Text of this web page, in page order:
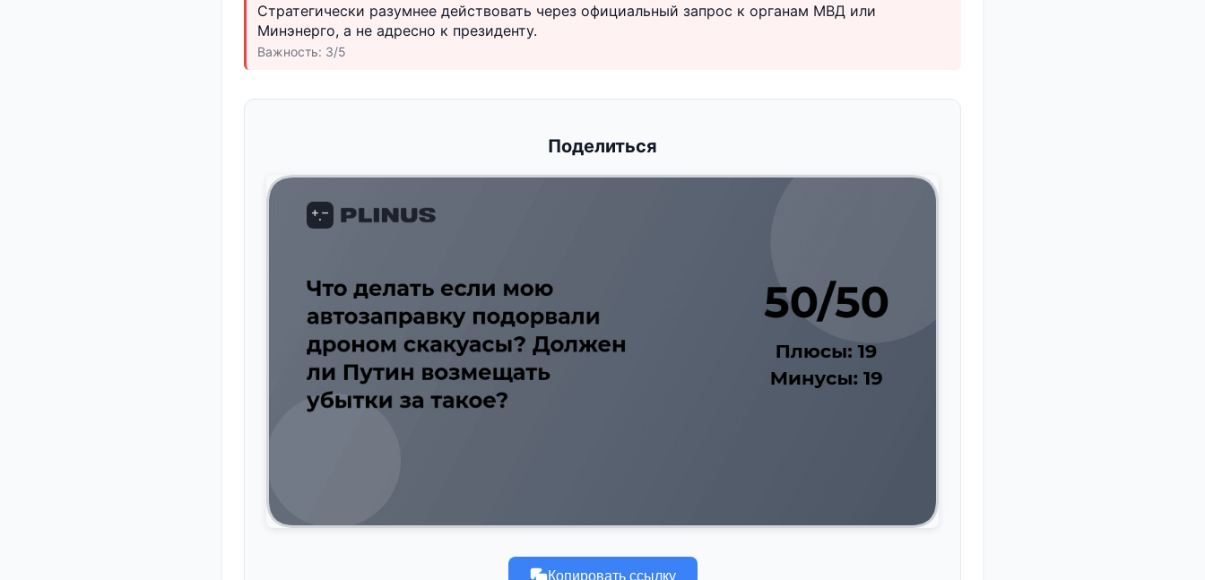
Стратегически разумнее действовать через официальный запрос к органам МВД или
Минэнерго, а не адресно к президенту.
Важность: 3/5
Поделиться
Копировать ссылку